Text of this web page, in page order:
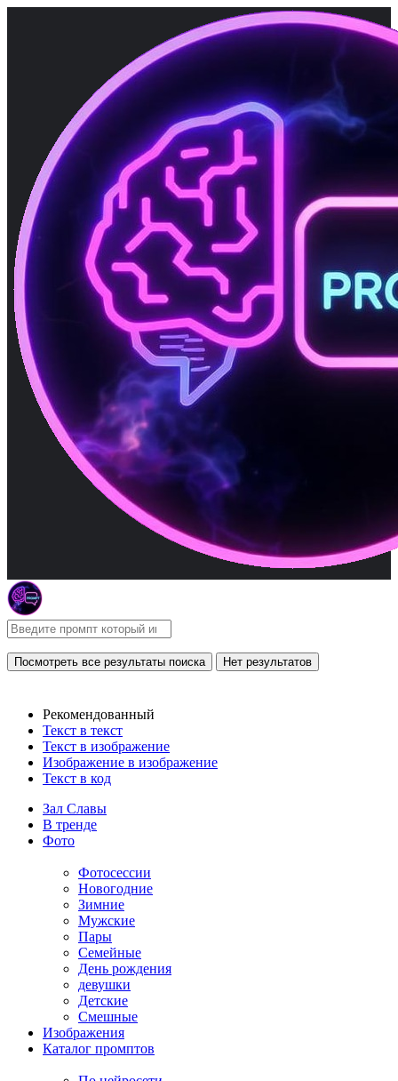
Посмотреть все результаты поиска Нет результатов
Рекомендованный
Текст в текст
Текст в изображение
Изображение в изображение
Текст в код
Зал Славы
В тренде
Фото
Фотосессии
Новогодние
Зимние
Мужские
Пары
Семейные
День рождения
девушки
Детские
Смешные
Изображения
Каталог промптов